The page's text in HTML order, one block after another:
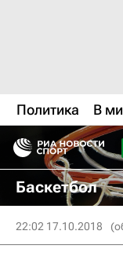
Политика В
Баскетбол
22:02 17.10.2018